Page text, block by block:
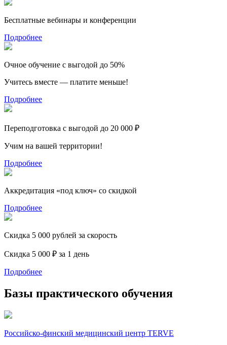
Бесплатные вебинары и конференции
Подробнее
Очное обучение с выгодой до 50%
Учитесь вместе — платите меньше!
Подробнее
Переподготовка с выгодой до 20 000 ₽
Учим на вашей территории!
Подробнее
Аккредитация «под ключ» со скидкой
Подробнее
Скидка 5 000 рублей за скорость
Скидка 5 000 ₽ за 1 день
Подробнее
Базы практического обучения
Российско-финский медицинский центр TERVE